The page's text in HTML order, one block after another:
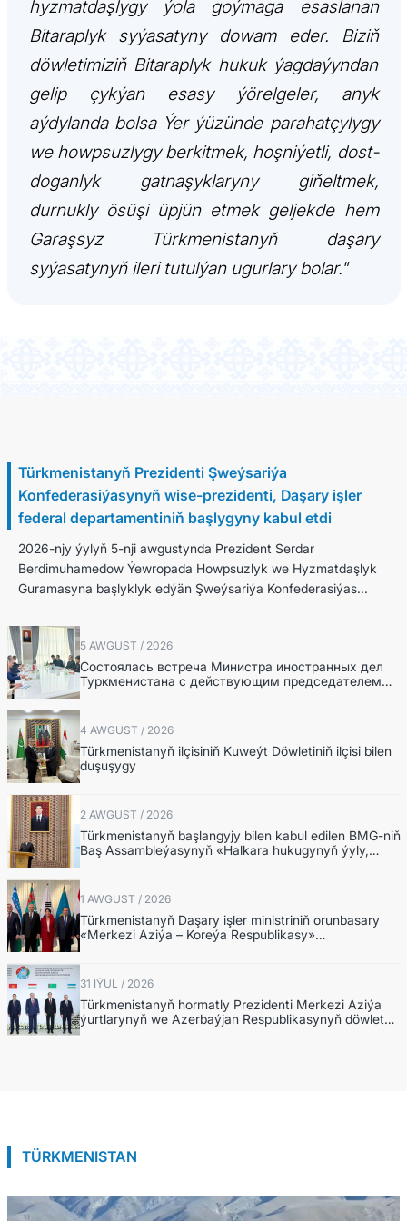
hyzmatdaşlygy ýola goýmaga esaslanan
Bitaraplyk syýasatyny dowam eder. Biziň
döwletimiziň Bitaraplyk hukuk ýagdaýyndan
gelip çykýan esasy ýörelgeler, anyk
aýdylanda bolsa Ýer ýüzünde parahatçylygy
we howpsuzlygy berkitmek, hoşniýetli, dost-
doganlyk gatnaşyklaryny giňeltmek,
durnukly ösüşi üpjün etmek geljekde hem
Garaşsyz Türkmenistanyň daşary
syýasatynyň ileri tutulýan ugurlary bolar."
Türkmenistanyň Prezidenti Şweýsariýa
Konfederasiýasynyň wise-prezidenti, Daşary işler
federal departamentiniň başlygyny kabul etdi
2026-njy ýylyň 5-nji awgustynda Prezident Serdar
Berdimuhamedow Ýewropada Howpsuzlyk we Hyzmatdaşlyk
Guramasyna başlyklyk edýän Şweýsariýa Konfederasiýas...
5 AWGUST / 2026
Состоялась встреча Министра иностранных дел
Туркменистана с действующим председателем
ОБСЕ
4 AWGUST / 2026
Türkmenistanyň ilçisiniň Kuweýt Döwletiniň ilçisi bilen
duşuşygy
2 AWGUST / 2026
Türkmenistanyň başlangyjy bilen kabul edilen BMG-niň
Baş Assambleýasynyň «Halkara hukugynyň ýyly,
2028-nji ýyl» atly Kararnamasyny durmuşa
geçirmegiň ýolunda
1 AWGUST / 2026
Türkmenistanyň Daşary işler ministriniň orunbasary
«Merkezi Aziýa – Koreýa Respublikasy»
hyzmatdaşlyk forumynyň ýokary derejeli wezipeli
adamlarynyň mejlisine gatnaşdy
31 IÝUL / 2026
Türkmenistanyň hormatly Prezidenti Merkezi Aziýa
ýurtlarynyň we Azerbaýjan Respublikasynyň döwlet
Baştutanlarynyň resmi däl konsultatiw duşuşygyna
TÜRKMENISTAN